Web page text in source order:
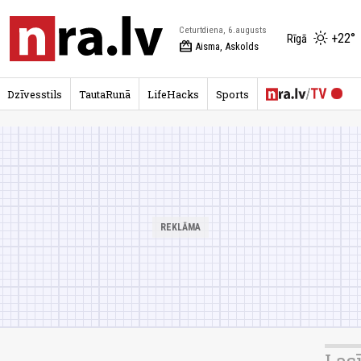
Ceturtdiena, 6.augusts
redeem Aisma, Askolds
Rīgā +22°
Dzīvesstils TautaRunā LifeHacks Sports